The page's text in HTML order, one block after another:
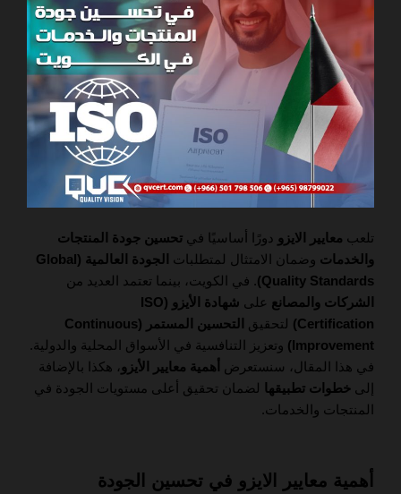
تلعب معايير الايزو دورًا أساسيًا في تحسين جودة المنتجات
والخدمات وضمان الامتثال لمتطلبات
الجودة العالمية (Global
Quality Standards) . في الكويت، بينما تعتمد العديد من
الشركات والمصانع على
شهادة الأيزو (ISO
Certification)
لتحقيق
التحسين المستمر (Continuous
Improvement)
وتعزيز التنافسية في الأسواق المحلية والدولية.
في هذا المقال، سنستعرض أهمية معايير الأيزو، هكذا بالإضافة
إلى خطوات تطبيقها
لضمان تحقيق أعلى مستويات الجودة في
المنتجات والخدمات.
أهمية معايير الايزو في تحسين الجودة